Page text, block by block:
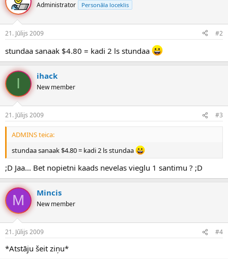
Administrator Personāla loceklis
21. Jūlijs 2009 #2
stundaa sanaak $4.80 = kadi 2 ls stundaa
I ihack
New member
21. Jūlijs 2009 #3
ADMINS teica:
stundaa sanaak $4.80 = kadi 2 ls stundaa
;D Jaa... Bet nopietni kaads nevelas vieglu 1 santimu ? ;D
M Mincis
New member
21. Jūlijs 2009 #4
*Atstāju šeit ziņu*